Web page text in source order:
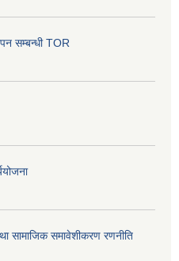
सम्बन्धी TOR
सामाजिक समावेशीकरण रणनीति